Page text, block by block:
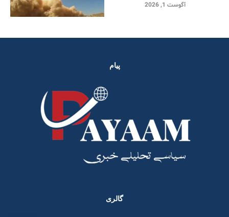
آگوست 1, 2026
پیام
گالری